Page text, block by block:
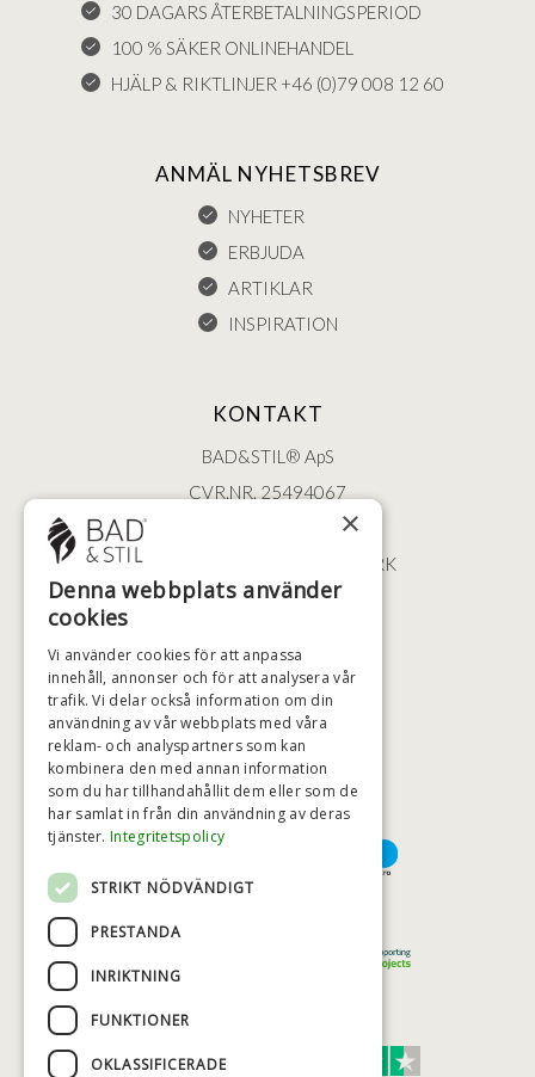
30 DAGARS ÅTERBETALNINGSPERIOD
100 % SÄKER ONLINEHANDEL
HJÄLP & RIKTLINJER +46 (0)79 008 12 60
ANMÄL NYHETSBREV
NYHETER
ERBJUDA
ARTIKLAR
INSPIRATION
KONTAKT
BAD&STIL® ApS
CVR.NR. 25494067
ØSTERBROGADE 202
2100 KØBENHAVN • DANMARK
+46 (0)79 008 12 60
HÖGSTA KREDITVÄRDIGHET
BETALNINGSALTERNATIV
×
Denna webbplats använder
cookies
Vi använder cookies för att anpassa
innehåll, annonser och för att analysera vår
trafik. Vi delar också information om din
användning av vår webbplats med våra
reklam- och analyspartners som kan
kombinera den med annan information
som du har tillhandahållit dem eller som de
har samlat in från din användning av deras
tjänster. Integritetspolicy
STRIKT NÖDVÄNDIGT
PRESTANDA
INRIKTNING
FUNKTIONER
OKLASSIFICERADE